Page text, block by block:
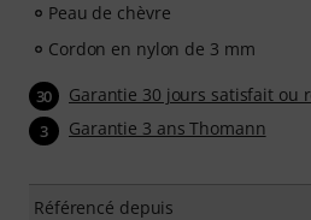
Peau de chèvre
Cordon en nylon de 3 mm
30 Garantie 30 jours satisfait ou
3 Garantie 3 ans Thomann
Référencé depuis